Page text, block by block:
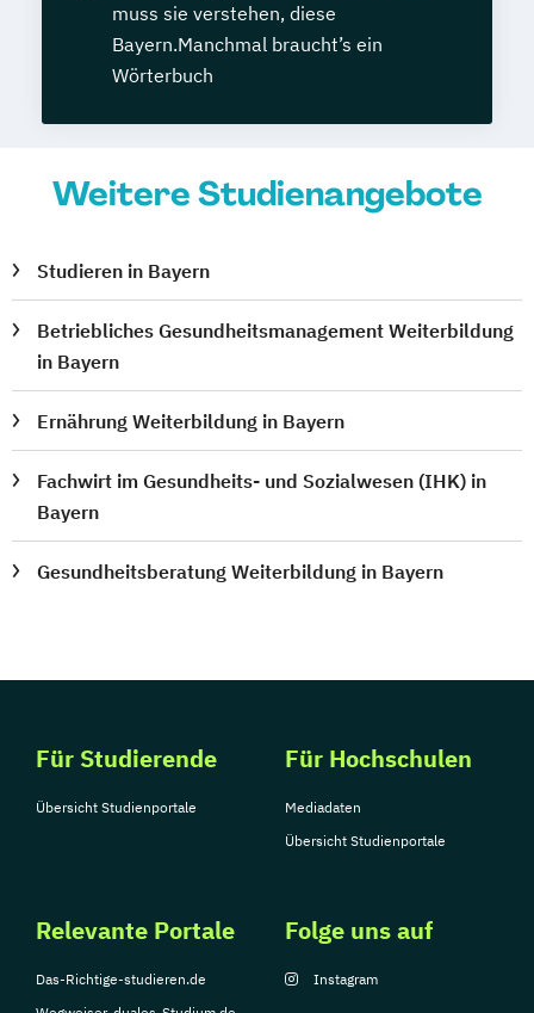
muss sie verstehen, diese
Bayern.Manchmal braucht’s ein
Wörterbuch
Weitere Studienangebote
Studieren in Bayern
Betriebliches Gesundheitsmanagement Weiterbildung
in Bayern
Ernährung Weiterbildung in Bayern
Fachwirt im Gesundheits- und Sozialwesen (IHK) in
Bayern
Gesundheitsberatung Weiterbildung in Bayern
Für Studierende
Übersicht Studienportale
Für Hochschulen
Mediadaten
Übersicht Studienportale
Relevante Portale
Das-Richtige-studieren.de
Folge uns auf
Instagram